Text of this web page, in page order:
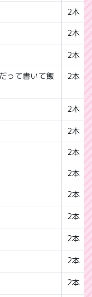
2本
2本
2本
って書いて飯
2本
2本
2本
2本
2本
2本
2本
2本
2本
2本